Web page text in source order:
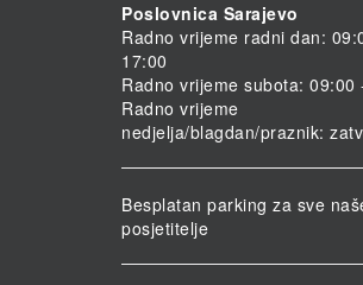
Poslovnica Sarajevo
Radno vrijeme radni dan:
17:00
Radno vrijeme subota: 09:00
Radno vrijeme
nedjelja/blagdan/praznik:
Besplatan parking za sve
posjetitelje